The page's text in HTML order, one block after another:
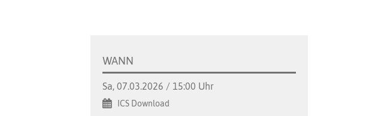
WANN
Sa, 07.03.2026 / 15:00 Uhr
ICS Download